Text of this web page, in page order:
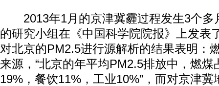
2013年1月的京津冀霾过程发生3个多
的研究小组在《中国科学院院报》上发表
对北京的PM2.5进行源解析的结果表明：
来源，“北京的年平均PM2.5排放中，燃煤
19%，餐饮11%，工业10%”，而对京津冀